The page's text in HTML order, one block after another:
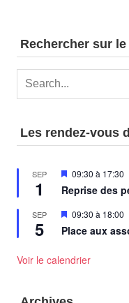
Rechercher sur
Les rendez-vous
SEP
1
Mis
avant
09:30 à 17:30
Reprise des
SEP
5
Mis
avant
09:30 à 18:00
Place aux
Voir le calendrier